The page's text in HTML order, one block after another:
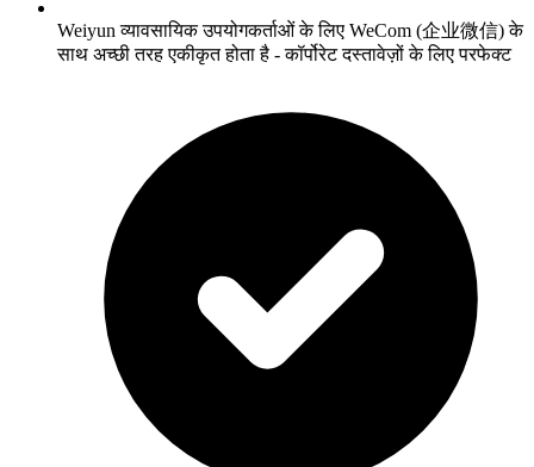
Weiyun व्यावसायिक उपयोगकर्ताओं के लिए WeCom (企业微信) के
साथ अच्छी तरह एकीकृत होता है - कॉर्पोरेट दस्तावेज़ों के लिए परफेक्ट